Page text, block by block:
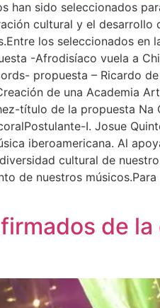
han sido seleccionados
cultural y el desarrollo
los seleccionados en
-Afrodisíaco vuela a
propuesta – Ricardo
de una Academia
título de la propuesta Na
I. Josue
iberoamericana. Al
cultural de
de nuestros
de